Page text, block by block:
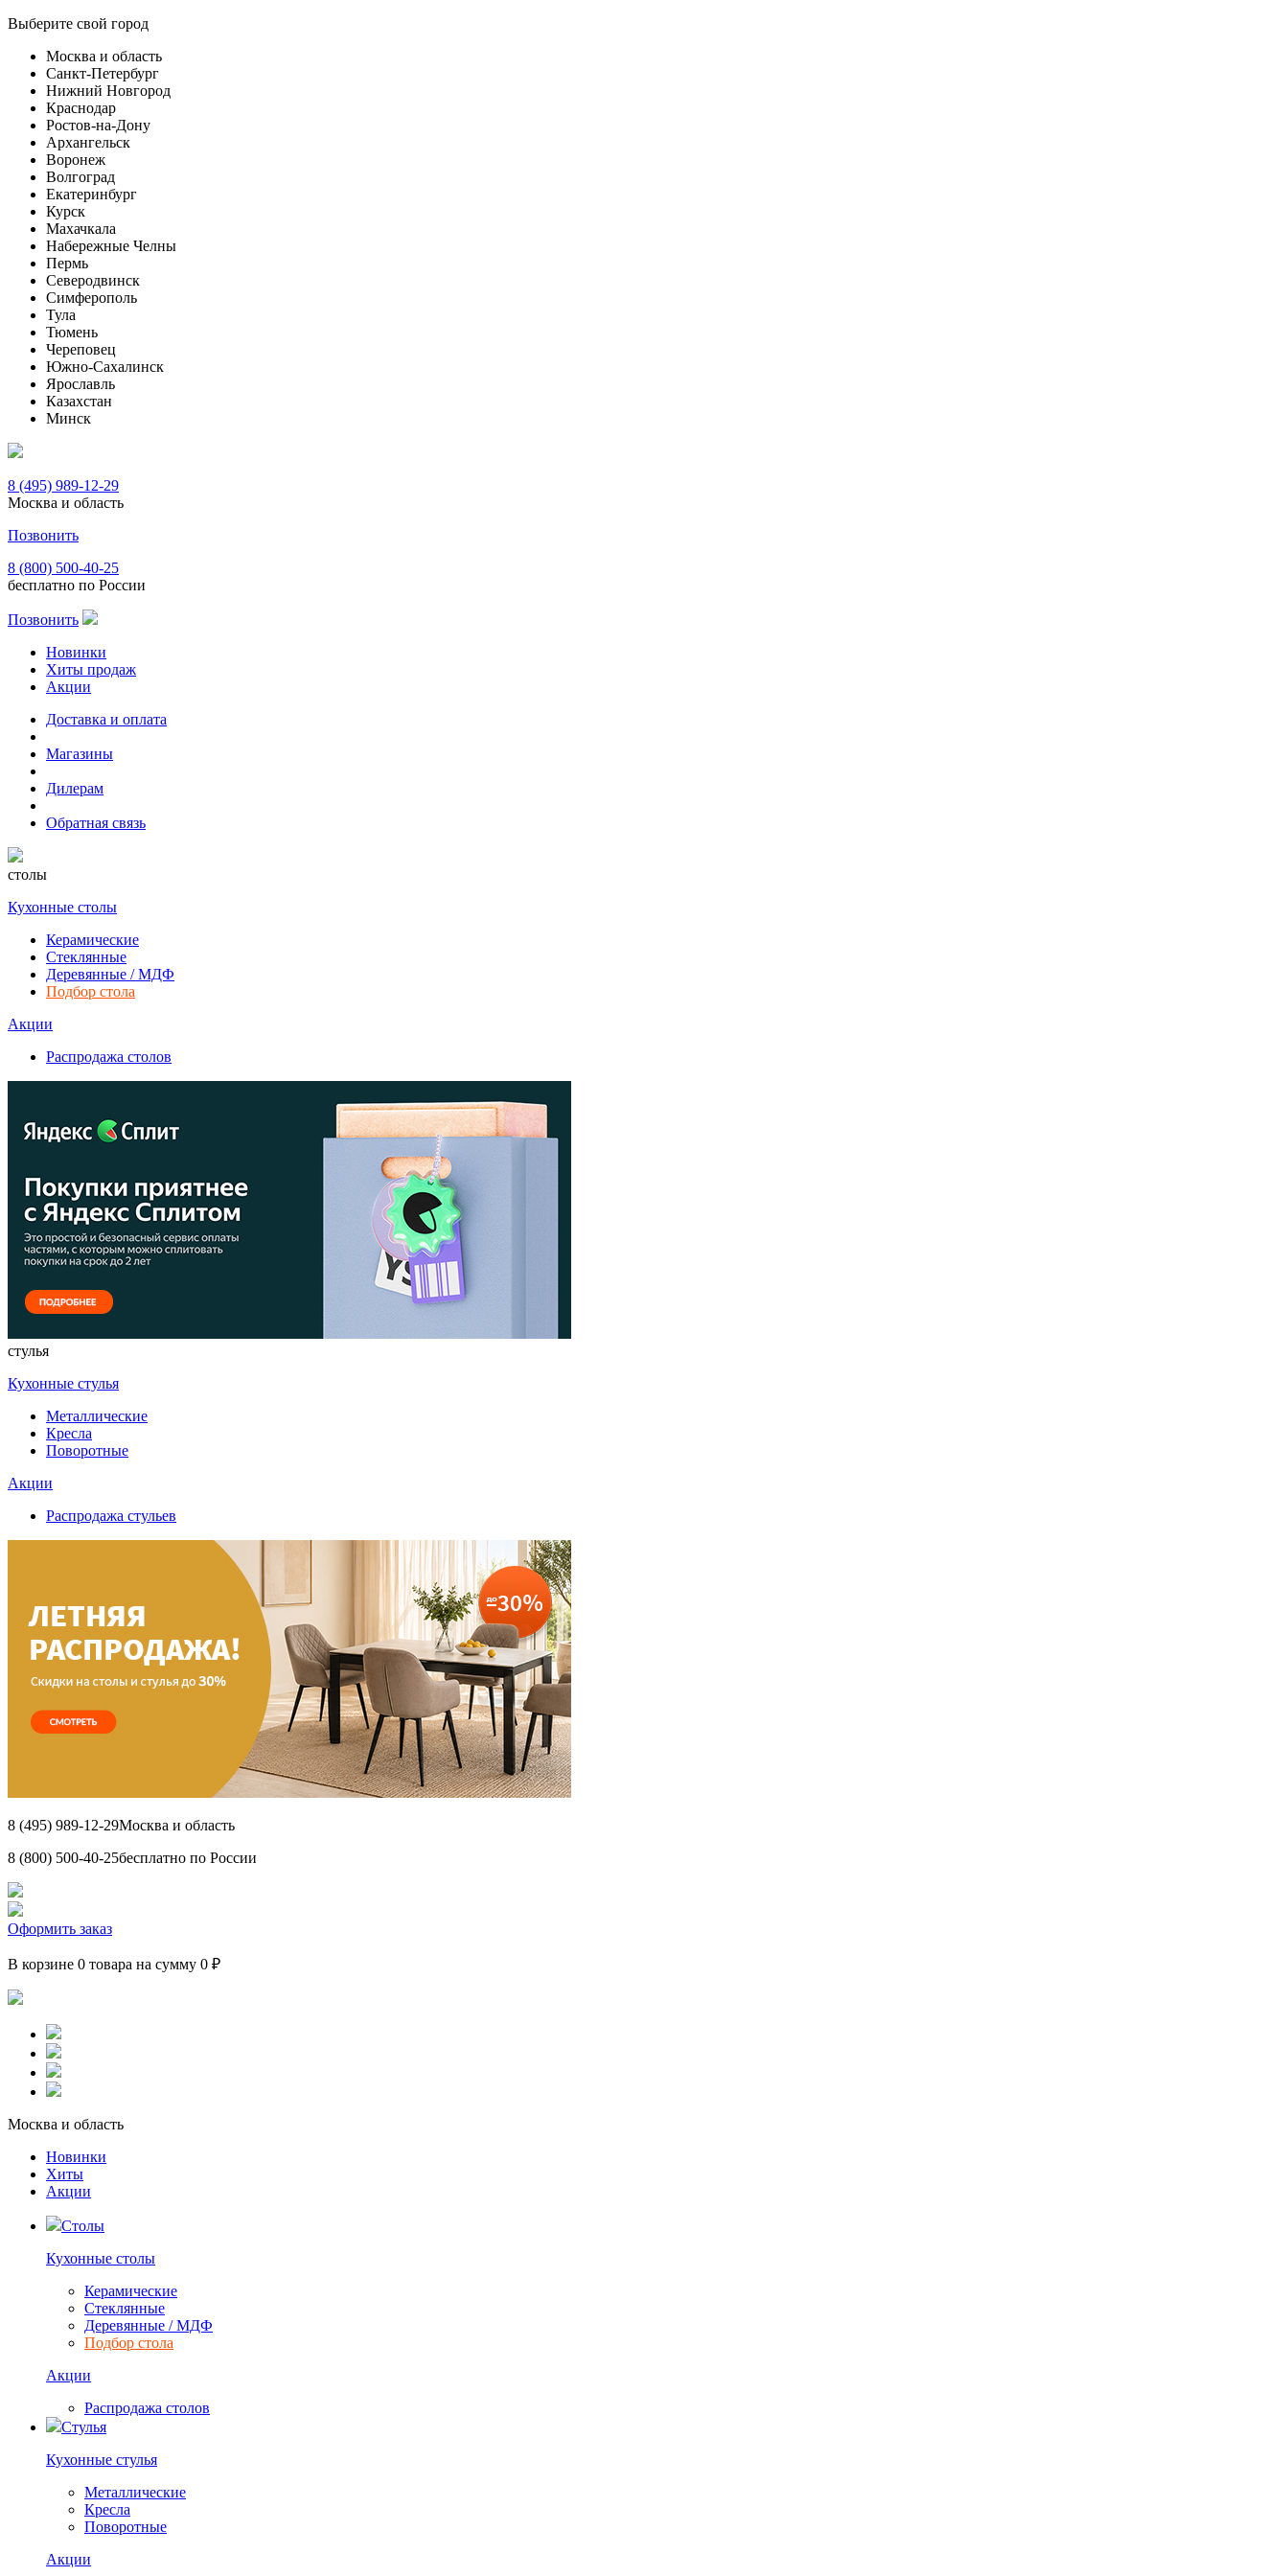
Выберите свой город
Москва и область
Санкт-Петербург
Нижний Новгород
Краснодар
Ростов-на-Дону
Архангельск
Воронеж
Волгоград
Екатеринбург
Курск
Махачкала
Набережные Челны
Пермь
Северодвинск
Симферополь
Тула
Тюмень
Череповец
Южно-Сахалинск
Ярославль
Казахстан
Минск
8 (495) 989-12-29
Москва и область
Позвонить
8 (800) 500-40-25
бесплатно по России
Позвонить
Новинки
Хиты продаж
Акции
Доставка и оплата
Магазины
Дилерам
Обратная связь
столы
Кухонные столы
Керамические
Стеклянные
Деревянные / МДФ
Подбор стола
Акции
Распродажа столов
стулья
Кухонные стулья
Металлические
Кресла
Поворотные
Акции
Распродажа стульев
8 (495) 989-12-29Москва и область
8 (800) 500-40-25бесплатно по России
Оформить заказ
В корзине 0 товара на сумму 0 ₽
Москва и область
Новинки
Хиты
Акции
Столы
Кухонные столы
Керамические
Стеклянные
Деревянные / МДФ
Подбор стола
Акции
Распродажа столов
Стулья
Кухонные стулья
Металлические
Кресла
Поворотные
Акции